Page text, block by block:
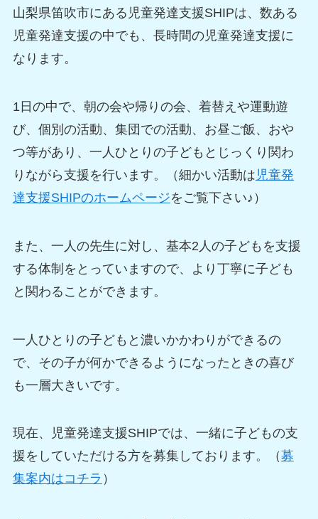
山梨県笛吹市にある児童発達支援SHIPは、数ある
児童発達支援の中でも、長時間の児童発達支援に
なります。
1日の中で、朝の会や帰りの会、着替えや運動遊
び、個別の活動、集団での活動、お昼ご飯、おや
つ等があり、一人ひとりの子どもとじっくり関わ
りながら支援を行います。（細かい活動は 児童発
達支援SHIPのホームページをご覧下さい♪）
また、一人の先生に対し、基本2人の子どもを支援
する体制をとっていますので、より丁寧に子ども
と関わることができます。
一人ひとりの子どもと濃いかかわりができるの
で、その子が何かできるようになったときの喜び
も一層大きいです。
現在、児童発達支援SHIPでは、一緒に子どもの支
援をしていただける方を募集しております。（募
集案内はコチラ ）